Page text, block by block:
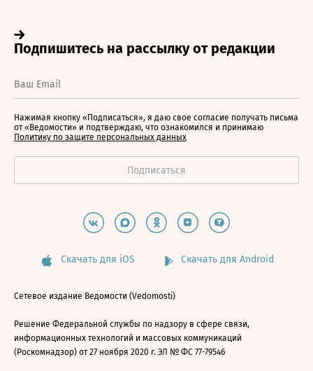
Нажимая кнопку «Подписаться», я даю свое согласие получать письма
от «Ведомости» и подтверждаю, что ознакомился и принимаю
Политику по защите персональных данных
Скачать для iOS Скачать для Android
Сетевое издание Ведомости (Vedomosti)
Решение Федеральной службы по надзору в сфере связи,
информационных технологий и массовых коммуникаций
(Роскомнадзор) от 27 ноября 2020 г. ЭЛ № ФС 77-79546